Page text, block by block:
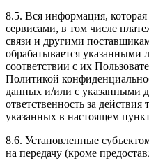
8.5. Вся информация,
сервисами, в том числе
связи и другими
обрабатывается
соответствии с их
Политикой
данных и/или с указанными
ответственность за
указанных в настоящем
8.6. Установленные
на передачу (кроме